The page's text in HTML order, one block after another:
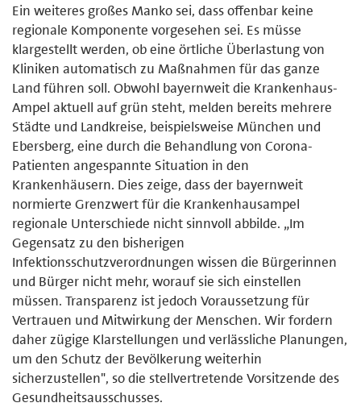
Ein weiteres großes Manko sei, dass offenbar keine
regionale Komponente vorgesehen sei. Es müsse
klargestellt werden, ob eine örtliche Überlastung von
Kliniken automatisch zu Maßnahmen für das ganze
Land führen soll. Obwohl bayernweit die Krankenhaus-
Ampel aktuell auf grün steht, melden bereits mehrere
Städte und Landkreise, beispielsweise München und
Ebersberg, eine durch die Behandlung von Corona-
Patienten angespannte Situation in den
Krankenhäusern. Dies zeige, dass der bayernweit
normierte Grenzwert für die Krankenhausampel
regionale Unterschiede nicht sinnvoll abbilde. „Im
Gegensatz zu den bisherigen
Infektionsschutzverordnungen wissen die Bürgerinnen
und Bürger nicht mehr, worauf sie sich einstellen
müssen. Transparenz ist jedoch Voraussetzung für
Vertrauen und Mitwirkung der Menschen. Wir fordern
daher zügige Klarstellungen und verlässliche Planungen,
um den Schutz der Bevölkerung weiterhin
sicherzustellen", so die stellvertretende Vorsitzende des
Gesundheitsausschusses.